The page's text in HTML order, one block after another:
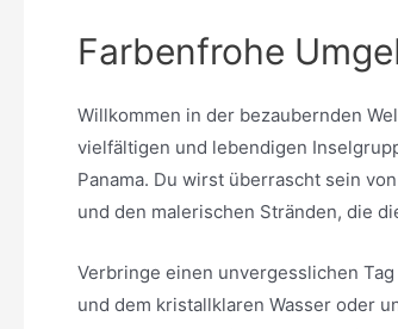
Farbenfrohe
Willkommen in der bezaubernden
vielfältigen und lebendigen
Panama. Du wirst überrascht sein
und den malerischen Stränden, die
Verbringe einen unvergesslichen
und dem kristallklaren Wasser oder